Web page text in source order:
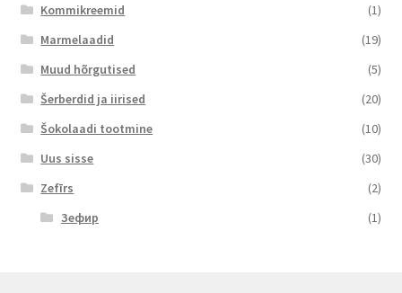
Kommikreemid
(1)
Marmelaadid
(19)
Muud hõrgutised
(5)
Šerberdid ja iirised
(20)
Šokolaadi tootmine
(10)
Uus sisse
(30)
Zefīrs
(2)
Зефир
(1)